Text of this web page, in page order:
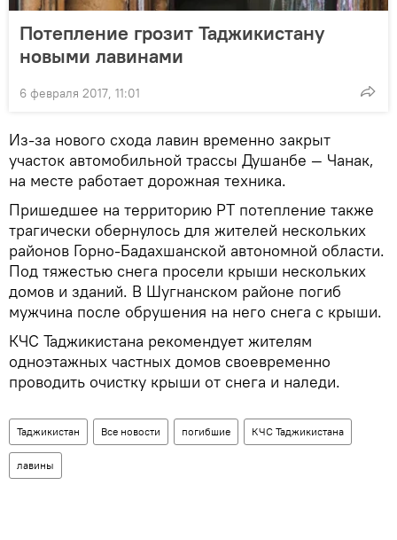
Потепление грозит Таджикистану
новыми лавинами
6 февраля 2017, 11:01
Из-за нового схода лавин временно закрыт
участок автомобильной трассы Душанбе — Чанак,
на месте работает дорожная техника.
Пришедшее на территорию РТ потепление также
трагически обернулось для жителей нескольких
районов Горно-Бадахшанской автономной области.
Под тяжестью снега просели крыши нескольких
домов и зданий. В Шугнанском районе погиб
мужчина после обрушения на него снега с крыши.
КЧС Таджикистана рекомендует жителям
одноэтажных частных домов своевременно
проводить очистку крыши от снега и наледи.
Таджикистан Все новости погибшие КЧС Таджикистана
лавины